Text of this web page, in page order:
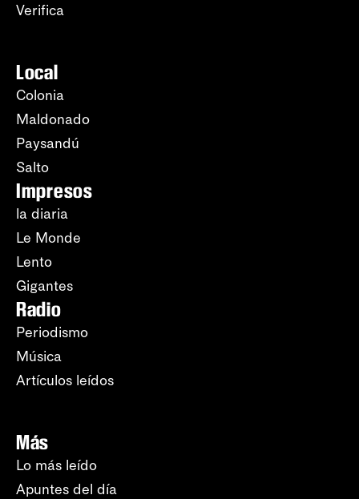
Verifica
Local
Colonia
Maldonado
Paysandú
Salto
Impresos
la diaria
Le Monde
Lento
Gigantes
Radio
Periodismo
Música
Artículos leídos
Más
Lo más leído
Apuntes del día